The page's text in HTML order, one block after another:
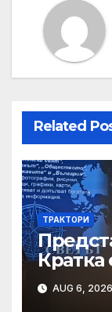
Related
ТРАКТОРИ
AUG 6, 2026